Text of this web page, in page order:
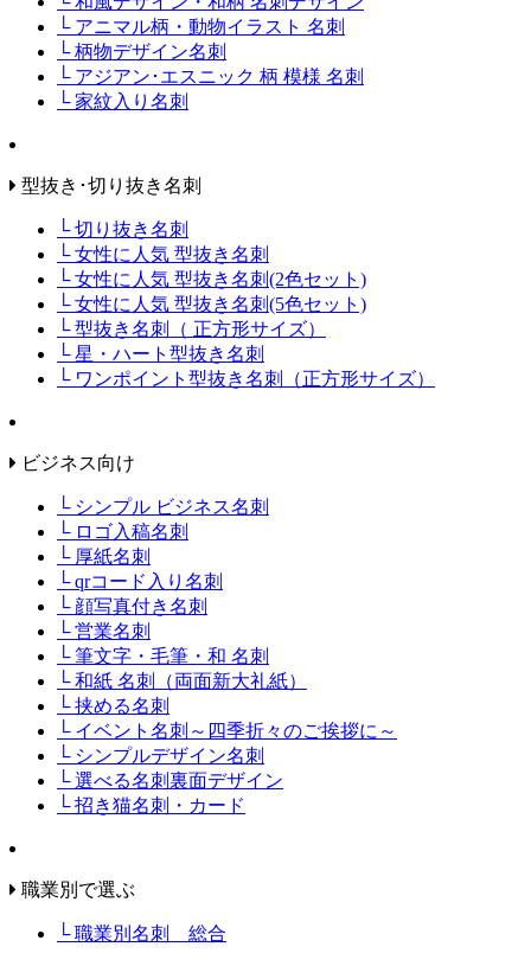
└ アニマル柄・動物イラスト 名刺
└ 柄物デザイン名刺
└ アジアン･エスニック 柄 模様 名刺
└ 家紋入り名刺
型抜き･切り抜き名刺
└ 切り抜き名刺
└ 女性に人気 型抜き名刺
└ 女性に人気 型抜き名刺(2色セット)
└ 女性に人気 型抜き名刺(5色セット)
└ 型抜き名刺（ 正方形サイズ）
└ 星・ハート型抜き名刺
└ ワンポイント型抜き名刺（正方形サイズ）
ビジネス向け
└ シンプル ビジネス名刺
└ ロゴ入稿名刺
└ 厚紙名刺
└ qrコード入り名刺
└ 顔写真付き名刺
└ 営業名刺
└ 筆文字・毛筆・和 名刺
└ 和紙 名刺（両面新大礼紙）
└ 挟める名刺
└ イベント名刺～四季折々のご挨拶に～
└ シンプルデザイン名刺
└ 選べる名刺裏面デザイン
└ 招き猫名刺・カード
職業別で選ぶ
└ 職業別名刺 総合